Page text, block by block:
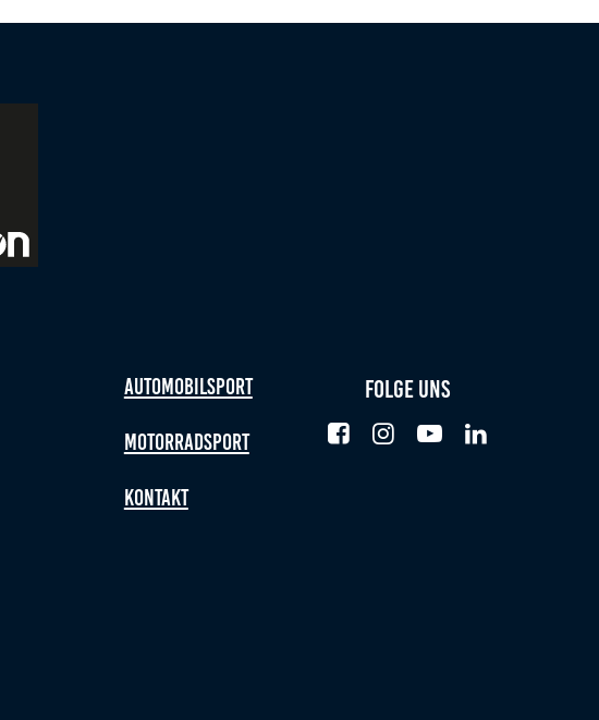
Automobilsport
Motorradsport
Kontakt
Folge uns